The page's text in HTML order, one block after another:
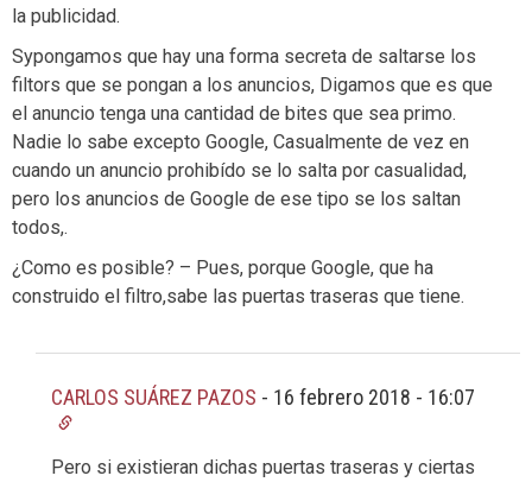
la publicidad.
Sypongamos que hay una forma secreta de saltarse los
filtors que se pongan a los anuncios, Digamos que es que
el anuncio tenga una cantidad de bites que sea primo.
Nadie lo sabe excepto Google, Casualmente de vez en
cuando un anuncio prohibído se lo salta por casualidad,
pero los anuncios de Google de ese tipo se los saltan
todos,.
¿Como es posible? – Pues, porque Google, que ha
construido el filtro,sabe las puertas traseras que tiene.
CARLOS SUÁREZ PAZOS - 16 febrero 2018 - 16:07
Pero si existieran dichas puertas traseras y ciertas